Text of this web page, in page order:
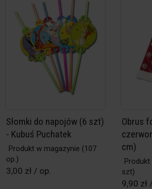
Słomki do napojów (6 szt)
- Kubuś Puchatek
Produkt w magazynie (107
op.)
3,00 zł / op.
Obrus
cm)
Produkt
szt)
9,90 zł